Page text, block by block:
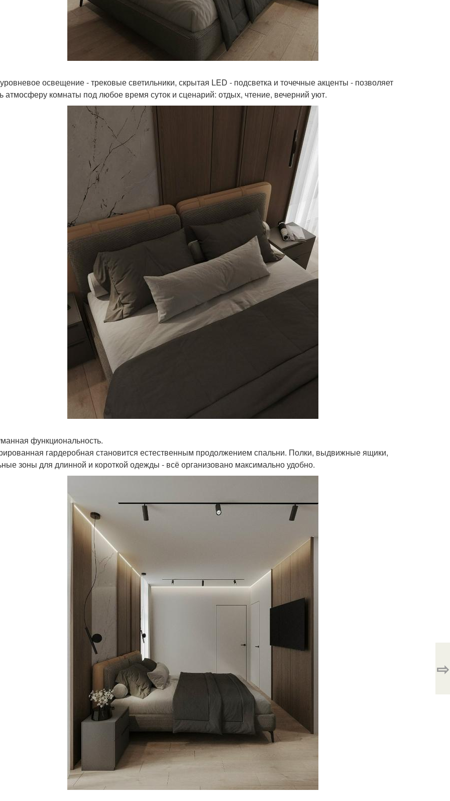
освещение - трековые светильники, скрытая LED - подсветка и точечные акценты - позволяет
атмосферу комнаты под любое время суток и сценарий: отдых, чтение, вечерний уют.
функциональность.
гардеробная становится естественным продолжением спальни. Полки, выдвижные ящики,
зоны для длинной и короткой одежды - всё организовано максимально удобно.
⇨